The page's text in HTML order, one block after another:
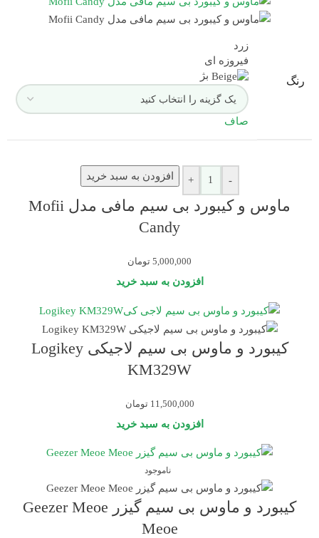
رنگ
زرد
فیروزه ای
بژ
صاف
-
+ افزودن به سبد خرید
ماوس و کیبورد بی سیم مافی مدل Mofii
Candy
5,000,000 تومان
افزودن به سبد خرید
کیبورد و ماوس بی سیم لاجیکی Logikey
KM329W
11,500,000 تومان
افزودن به سبد خرید
ناموجود
کیبورد و ماوس بی سیم گیزر Geezer Meoe
Meoe